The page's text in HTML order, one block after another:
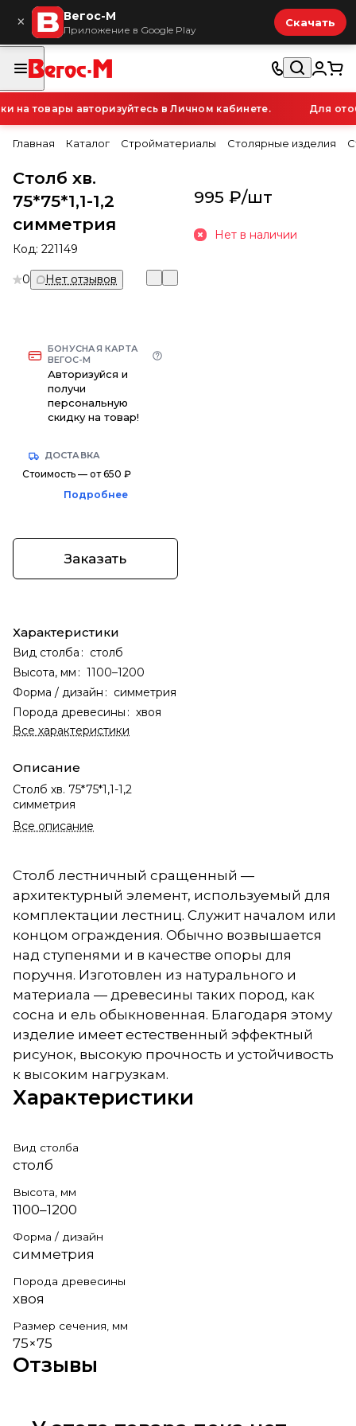
× Вегос-М
Приложение в Google Play
Скачать
товары авторизуйтесь в Личном кабинете. Для
Главная Каталог Стройматериалы Столярные изделия
Столб хв.
75*75*1,1-1,2
симметрия
Код: 221149
0 Нет отзывов
БОНУСНАЯ КАРТА
ВЕГОС-М
Авторизуйся и
получи
персональную
скидку на товар!
ДОСТАВКА
Стоимость — от 650 ₽
Подробнее
Заказать
Характеристики
Вид столба : столб
Высота, мм : 1100–1200
Форма / дизайн : симметрия
Порода древесины : хвоя
Все характеристики
Описание
Столб хв. 75*75*1,1-1,2
симметрия
Все описание
995 ₽/шт
Нет в наличии
Столб лестничный сращенный —
архитектурный элемент, используемый для
комплектации лестниц. Служит началом или
концом ограждения. Обычно возвышается
над ступенями и в качестве опоры для
поручня. Изготовлен из натурального и
материала — древесины таких пород, как
сосна и ель обыкновенная. Благодаря этому
изделие имеет естественный эффектный
рисунок, высокую прочность и устойчивость
к высоким нагрузкам.
Характеристики
Вид столба
столб
Высота, мм
1100–1200
Форма / дизайн
симметрия
Порода древесины
хвоя
Размер сечения, мм
75×75
Отзывы